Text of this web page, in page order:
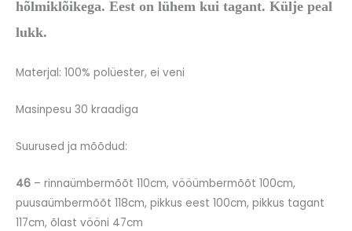
hõlmiklõikega. Eest on lühem kui tagant. Külje peal
lukk.
Materjal: 100% polüester, ei veni
Masinpesu 30 kraadiga
Suurused ja mõõdud:
46 – rinnaümbermõõt 110cm, vööümbermõõt 100cm,
puusaümbermõõt 118cm, pikkus eest 100cm, pikkus tagant
117cm, õlast vööni 47cm